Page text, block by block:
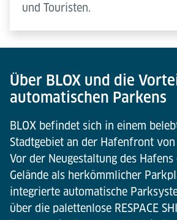
und Touristen.
Über BLOX und die
automatischen Parkens
BLOX befindet sich in einem
Stadtgebiet an der Hafenfront von
Vor der Neugestaltung des Hafens
Gelände als herkömmlicher
integrierte automatische
über die palettenlose RESPACE